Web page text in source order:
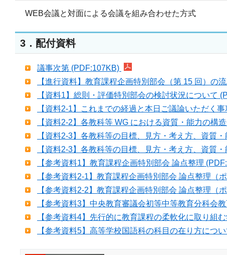
WEB会議と対面による会議を組み合わせた方式
3．配付資料
議事次第 (PDF:107KB)
【進行資料】教育課程企画特別部会（第 15 回）の
【資料1】総則・評価特別部会の検討状況について
【資料2-1】これまでの経過と本日ご議論いただく
【資料2-2】各教科等 WG における資質・能力の構
【資料2-3】各教科等の目標、見方・考え方、資質
【資料2-3】各教科等の目標、見方・考え方、資質
【参考資料1】教育課程企画特別部会 論点整理
【参考資料2-1】教育課程企画特別部会 論点整理（
【参考資料2-2】教育課程企画特別部会 論点整理（
【参考資料3】中央教育審議会初等中等教育分科会
【参考資料4】先行的に教育課程の柔軟化に取り組
【参考資料5】高等学校国語科の科目の在り方につ